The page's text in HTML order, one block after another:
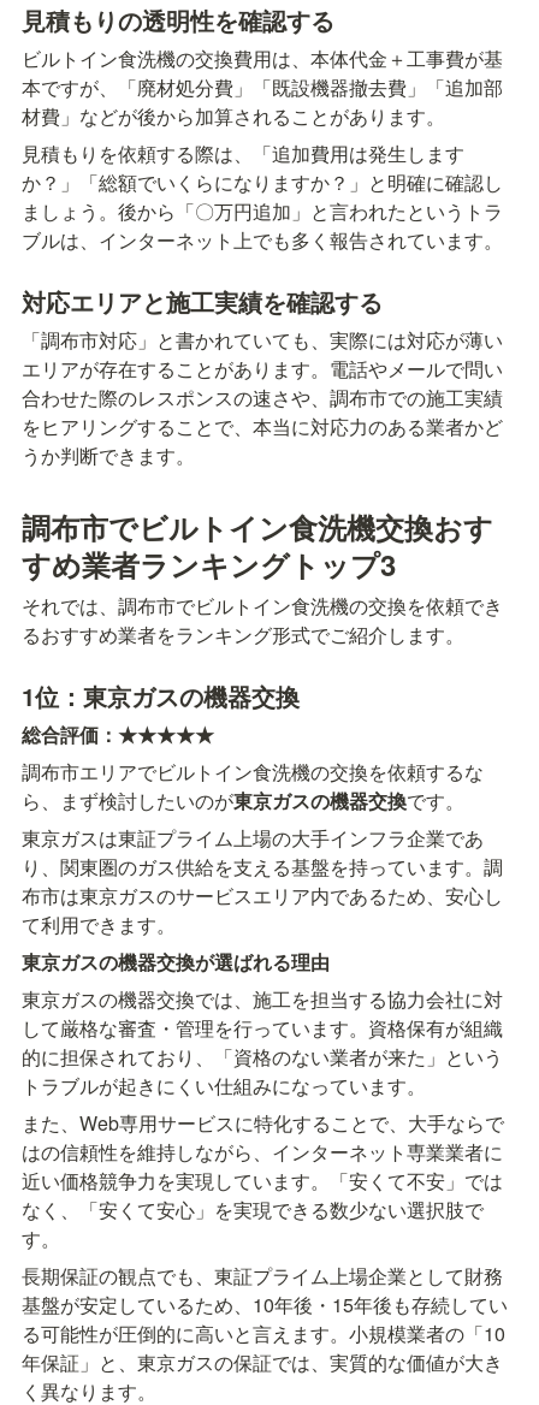
見積もりの透明性を確認する
ビルトイン食洗機の交換費用は、本体代金＋工事費が基
本ですが、「廃材処分費」「既設機器撤去費」「追加部
材費」などが後から加算されることがあります。
見積もりを依頼する際は、「追加費用は発生します
か？」「総額でいくらになりますか？」と明確に確認し
ましょう。後から「〇万円追加」と言われたというトラ
ブルは、インターネット上でも多く報告されています。
対応エリアと施工実績を確認する
「調布市対応」と書かれていても、実際には対応が薄い
エリアが存在することがあります。電話やメールで問い
合わせた際のレスポンスの速さや、調布市での施工実績
をヒアリングすることで、本当に対応力のある業者かど
うか判断できます。
調布市でビルトイン食洗機交換おす
すめ業者ランキングトップ3
それでは、調布市でビルトイン食洗機の交換を依頼でき
るおすすめ業者をランキング形式でご紹介します。
1位：東京ガスの機器交換
総合評価：★★★★★
調布市エリアでビルトイン食洗機の交換を依頼するな
ら、まず検討したいのが東京ガスの機器交換です。
東京ガスは東証プライム上場の大手インフラ企業であ
り、関東圏のガス供給を支える基盤を持っています。調
布市は東京ガスのサービスエリア内であるため、安心し
て利用できます。
東京ガスの機器交換が選ばれる理由
東京ガスの機器交換では、施工を担当する協力会社に対
して厳格な審査・管理を行っています。資格保有が組織
的に担保されており、「資格のない業者が来た」という
トラブルが起きにくい仕組みになっています。
また、Web専用サービスに特化することで、大手ならで
はの信頼性を維持しながら、インターネット専業業者に
近い価格競争力を実現しています。「安くて不安」では
なく、「安くて安心」を実現できる数少ない選択肢で
す。
長期保証の観点でも、東証プライム上場企業として財務
基盤が安定しているため、10年後・15年後も存続してい
る可能性が圧倒的に高いと言えます。小規模業者の「10
年保証」と、東京ガスの保証では、実質的な価値が大き
く異なります。